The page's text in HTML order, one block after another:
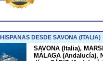
DESDE SAVONA (ITALIA)
SAVONA (Italia),
MÁLAGA (Andalucía),